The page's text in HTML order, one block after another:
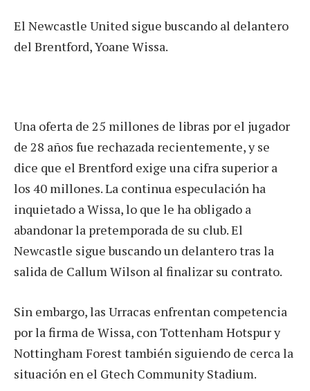
El Newcastle United sigue buscando al delantero
del Brentford, Yoane Wissa.
Una oferta de 25 millones de libras por el jugador
de 28 años fue rechazada recientemente, y se
dice que el Brentford exige una cifra superior a
los 40 millones. La continua especulación ha
inquietado a Wissa, lo que le ha obligado a
abandonar la pretemporada de su club. El
Newcastle sigue buscando un delantero tras la
salida de Callum Wilson al finalizar su contrato.
Sin embargo, las Urracas enfrentan competencia
por la firma de Wissa, con Tottenham Hotspur y
Nottingham Forest también siguiendo de cerca la
situación en el Gtech Community Stadium.